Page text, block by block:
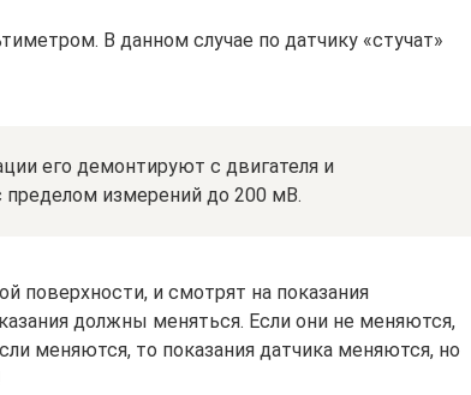
В данном случае по датчику «стучат»
его демонтируют с двигателя и
измерений до 200 мВ.
поверхности, и смотрят на показания
должны меняться. Если они не меняются,
меняются, то показания датчика меняются, но